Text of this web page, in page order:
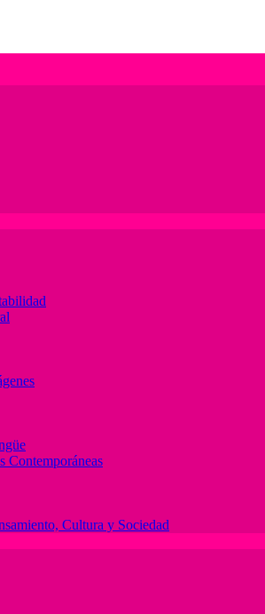
Contemporáneas
Cultura y Sociedad